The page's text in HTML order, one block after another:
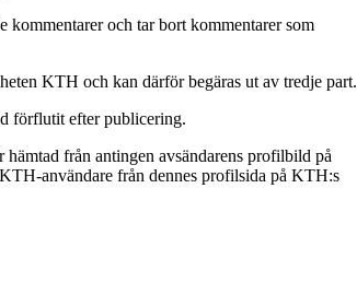
och tar bort kommentarer som
KTH och kan därför begäras ut av tredje part.
förflutit efter publicering.
från antingen avsändarens profilbild på
användare från dennes profilsida på KTH:s